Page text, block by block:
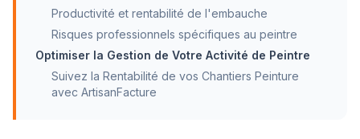
Productivité et rentabilité de l'embauche
Risques professionnels spécifiques au peintre
Optimiser la Gestion de Votre Activité de Peintre
Suivez la Rentabilité de vos Chantiers Peinture
avec ArtisanFacture